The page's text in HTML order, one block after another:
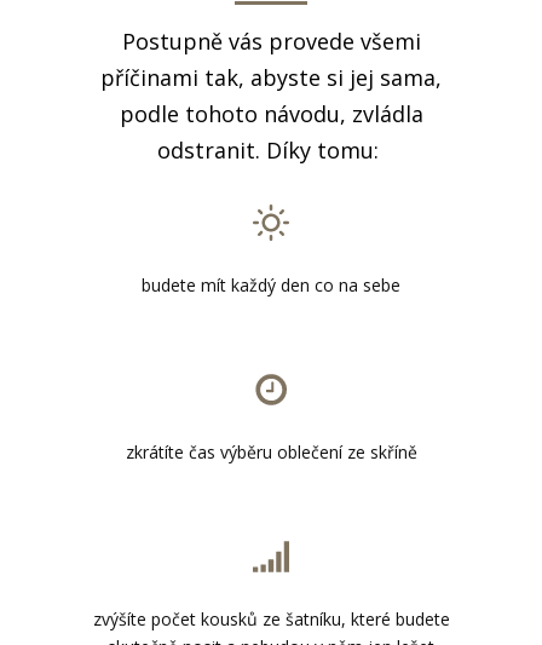
Postupně vás provede všemi
příčinami tak, abyste si jej sama,
podle tohoto návodu, zvládla
odstranit. Díky tomu:
budete mít každý den co na sebe
zkrátíte čas výběru oblečení ze skříně
zvýšíte počet kousků ze šatníku, které budete